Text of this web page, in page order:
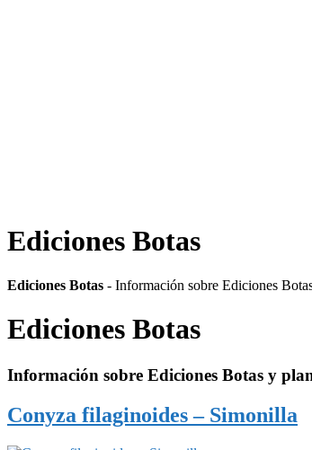
Ediciones Botas
Ediciones Botas - Información sobre Ediciones
Ediciones Botas
Información sobre Ediciones Botas y
Conyza filaginoides – Simonilla